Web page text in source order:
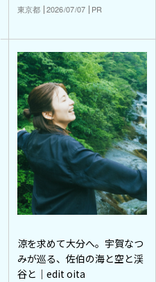
東京都 2026/07/07 PR
涼を求めて大分へ。宇賀なつ
みが巡る、佐伯の海と空と渓
谷と｜edit oita